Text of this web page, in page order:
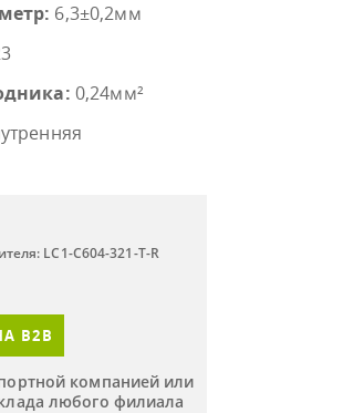
6,3±0,2мм
0,24мм²
LC1-C604-321-T-R
B2B
компанией или
любого филиала